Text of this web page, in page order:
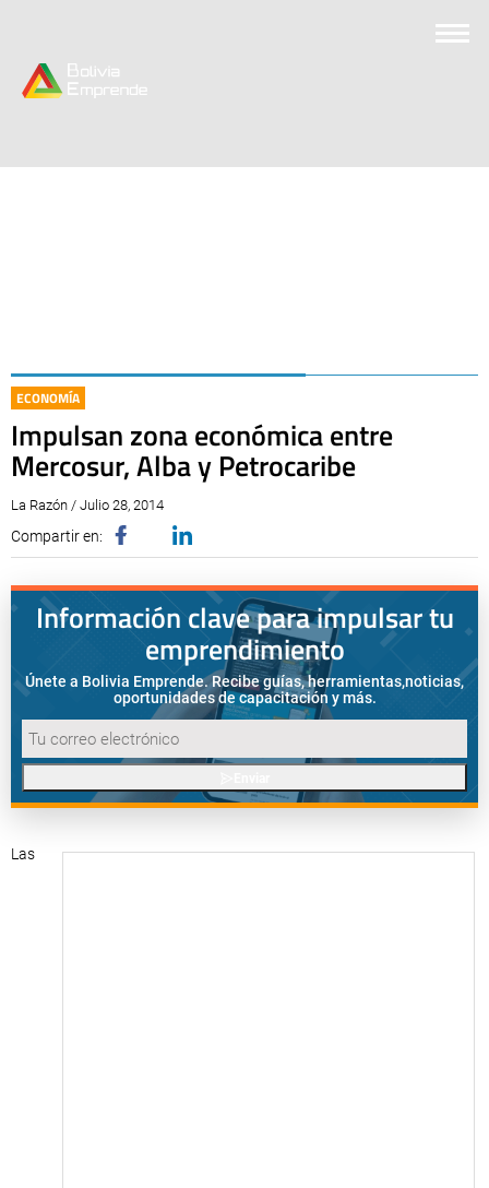
ECONOMÍA
Impulsan zona económica entre
Mercosur, Alba y Petrocaribe
La Razón / Julio 28, 2014
Compartir en:
Información clave para impulsar tu
emprendimiento
Únete a Bolivia Emprende. Recibe guías, herramientas,noticias,
oportunidades de capacitación y más.
Las